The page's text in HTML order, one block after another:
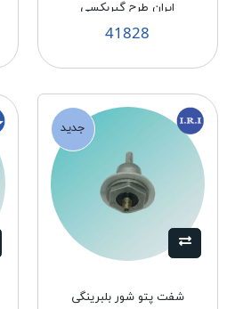
ايران طرح گيربكسی
41828
جدید
شفت پتو شور بلبرينگی